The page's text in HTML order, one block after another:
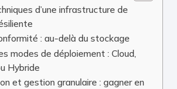
d’une infrastructure de
: au-delà du stockage
modes de déploiement : Cloud,
Hybride
et gestion granulaire : gagner en